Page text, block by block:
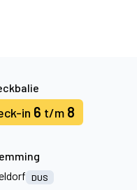
in 6 t/m 8
DUS